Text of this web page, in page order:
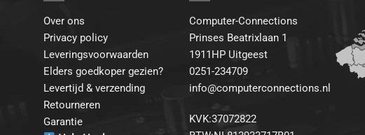
Over ons
Privacy policy
Leveringsvoorwaarden
Elders goedkoper gezien?
Levertijd & verzending
Retourneren
Garantie
Computer-Connections
Prinses Beatrixlaan 1
1911HP Uitgeest
0251-234709
info@computerconnections.nl
KVK:37072822